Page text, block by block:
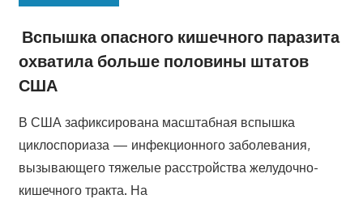
Вспышка опасного кишечного паразита
охватила больше половины штатов
США
В США зафиксирована масштабная вспышка
циклоспориаза — инфекционного заболевания,
вызывающего тяжелые расстройства желудочно-
кишечного тракта. На